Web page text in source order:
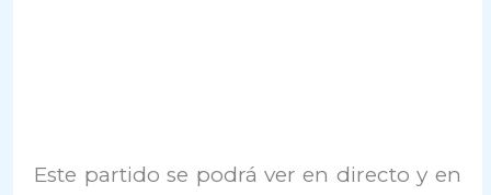
Este partido se podrá ver en directo y en